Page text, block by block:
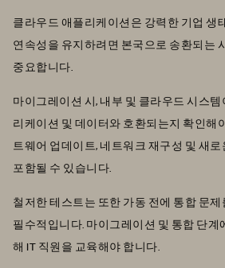
클라우드 애플리케이션은 강력한 기업 생
연속성을 유지하려면 본국으로 송환되는
중요합니다.
마이그레이션 시, 내부 및 클라우드 시스
리케이션 및 데이터와 호환되는지 확인해
트웨어 업데이트, 네트워크 재구성 및 새
포함될 수 있습니다.
철저한 테스트는 또한 가동 전에 통합 문
필수적입니다. 마이그레이션 및 통합 단계
해 IT 직원을 교육해야 합니다.